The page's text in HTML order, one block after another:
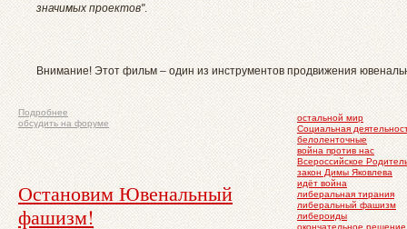
значимых проектов".
Внимание! Этот фильм – один из инструментов продвижения
остальной мир
Социальная
белоленточные
война против нас
Всероссийское
закон Димы Яковлева
идёт война
либеральная тирания
либеральный фашизм
либероиды
окончательное решение
Подробнее
обсудить на форуме
Остановим Ювенальный
фашизм!